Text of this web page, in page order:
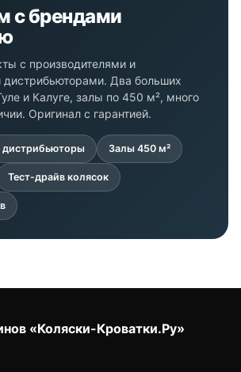
с брендами
с производителями и
Два больших
и Калуге, залы по 450 м², много
Оригинал с гарантией.
Залы 450 м²
Тест-драйв колясок
«Коляски-Кроватки.Ру»